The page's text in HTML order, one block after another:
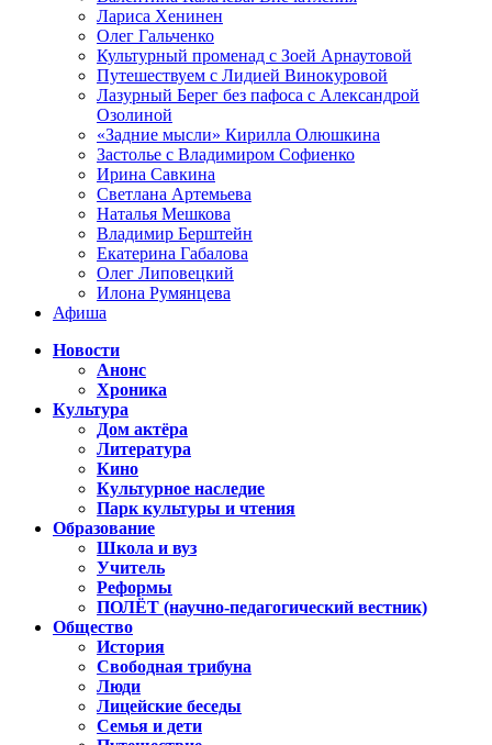
Лариса Хенинен
Олег Гальченко
Культурный променад с Зоей Арнаутовой
Путешествуем с Лидией Винокуровой
Лазурный Берег без пафоса с Александрой
Озолиной
«Задние мысли» Кирилла Олюшкина
Застолье с Владимиром Софиенко
Ирина Савкина
Светлана Артемьева
Наталья Мешкова
Владимир Берштейн
Екатерина Габалова
Олег Липовецкий
Илона Румянцева
Афиша
Новости
Анонс
Хроника
Культура
Дом актёра
Литература
Кино
Культурное наследие
Парк культуры и чтения
Образование
Школа и вуз
Учитель
Реформы
ПОЛЁТ (научно-педагогический вестник)
Общество
История
Свободная трибуна
Люди
Лицейские беседы
Семья и дети